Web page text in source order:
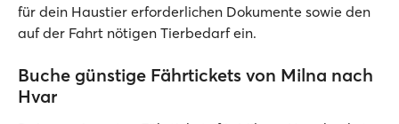
für dein Haustier erforderlichen Dokumente sowie den
auf der Fahrt nötigen Tierbedarf ein.
Buche günstige Fährtickets von Milna nach
Hvar